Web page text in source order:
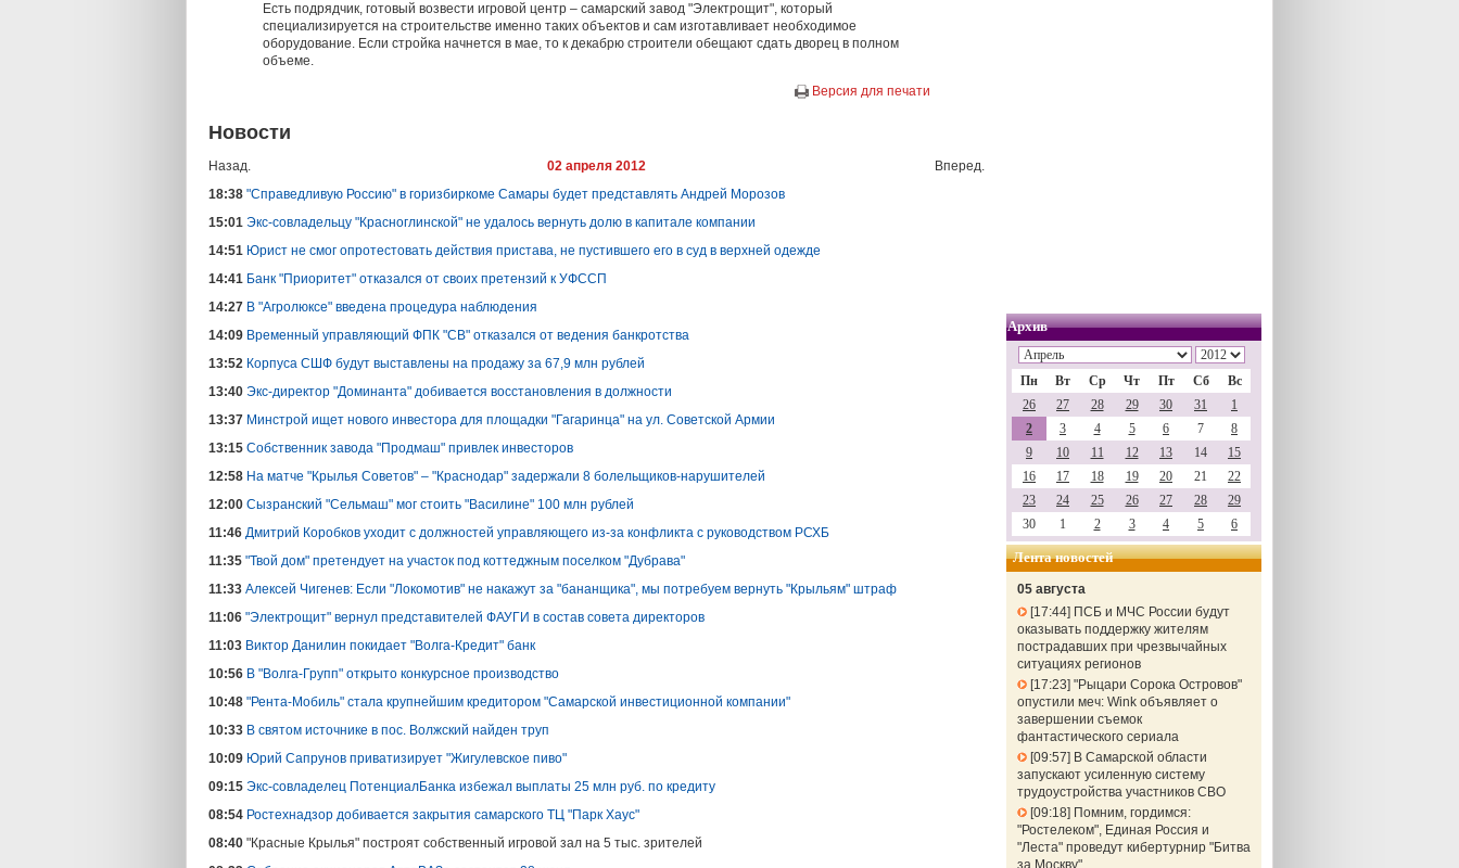
Есть подрядчик, готовый возвести игровой центр – самарский завод "Электрощит", который
специализируется на строительстве именно таких объектов и сам изготавливает необходимое
оборудование. Если стройка начнется в мае, то к декабрю строители обещают сдать дворец в полном
объеме.
Версия для печати
Новости
Назад. 02 апреля 2012
Вперед.
18:38 "Справедливую Россию" в горизбиркоме Самары будет представлять Андрей Морозов
15:01 Экс-совладельцу "Красноглинской" не удалось вернуть долю в капитале компании
14:51 Юрист не смог опротестовать действия пристава, не пустившего его в суд в верхней одежде
14:41 Банк "Приоритет" отказался от своих претензий к УФССП
14:27 В "Агролюксе" введена процедура наблюдения
14:09 Временный управляющий ФПК "СВ" отказался от ведения банкротства
13:52 Корпуса СШФ будут выставлены на продажу за 67,9 млн рублей
13:40 Экс-директор "Доминанта" добивается восстановления в должности
13:37 Минстрой ищет нового инвестора для площадки "Гагаринца" на ул. Советской Армии
13:15 Собственник завода "Продмаш" привлек инвесторов
12:58 На матче "Крылья Советов" – "Краснодар" задержали 8 болельщиков-нарушителей
12:00 Сызранский "Сельмаш" мог стоить "Василине" 100 млн рублей
11:46 Дмитрий Коробков уходит с должностей управляющего из-за конфликта с руководством РСХБ
11:35 "Твой дом" претендует на участок под коттеджным поселком "Дубрава"
11:33 Алексей Чигенев: Если "Локомотив" не накажут за "бананщика", мы потребуем вернуть "Крыльям" штраф
11:06 "Электрощит" вернул представителей ФАУГИ в состав совета директоров
11:03 Виктор Данилин покидает "Волга-Кредит" банк
10:56 В "Волга-Групп" открыто конкурсное производство
10:48 "Рента-Мобиль" стала крупнейшим кредитором "Самарской инвестиционной компании"
10:33 В святом источнике в пос. Волжский найден труп
10:09 Юрий Сапрунов приватизирует "Жигулевское пиво"
09:15 Экс-совладелец ПотенциалБанка избежал выплаты 25 млн руб. по кредиту
08:54 Ростехнадзор добивается закрытия самарского ТЦ "Парк Хаус"
08:40 "Красные Крылья" построят собственный игровой зал на 5 тыс. зрителей
Архив
Пн Вт Ср Чт Пт Сб
Вс
26
27 28 29 30 31
1
2
3 4 5 6 7
8
9
10 11 12 13 14
15
16
17 18 19 20 21
22
23
24 25 26 27 28
29
30
1 2 3 4 5 6
Лента новостей
05 августа
17:44 ПСБ и МЧС России будут
оказывать поддержку жителям
пострадавших при чрезвычайных
ситуациях регионов
17:23 "Рыцари Сорока Островов"
опустили меч: Wink объявляет о
завершении съемок
фантастического сериала
09:57
В Самарской области
запускают усиленную систему
трудоустройства участников СВО
09:18 Помним, гордимся:
"Ростелеком", Единая Россия и
"Леста" проведут кибертурнир "Битва
за Москву"